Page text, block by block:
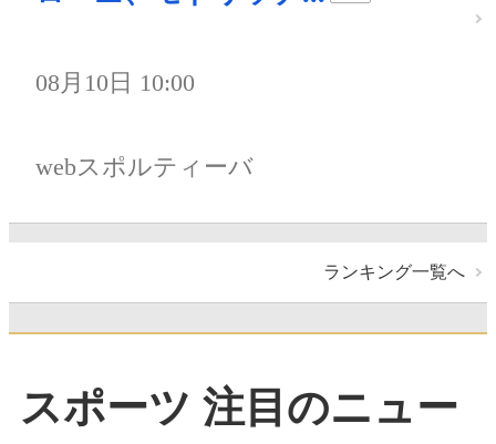
08月10日 10:00
webスポルティーバ
ランキング一覧へ
スポーツ 注目のニュー